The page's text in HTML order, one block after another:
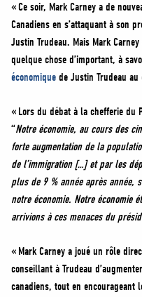
« Ce soir, Mark Carney a de
Canadiens en s’attaquant à son
Justin Trudeau. Mais Mark
quelque chose d’important, à
économique de Justin Trudeau au
« Lors du débat à la chefferie du
“Notre économie, au cours des
forte augmentation de la
de l’immigration […] et par les
plus de 9 % année après année,
notre économie. Notre économie
arrivions à ces menaces du
« Mark Carney a joué un rôle
conseillant à Trudeau
canadiens, tout en encourageant